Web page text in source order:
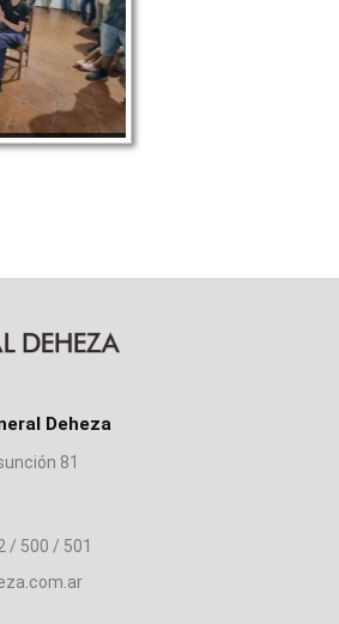
Deheza
81
/ 500 / 501